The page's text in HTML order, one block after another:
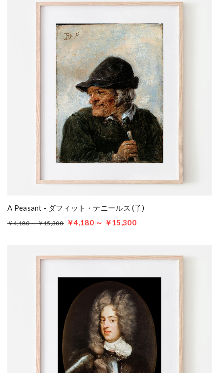
A Peasant - ダフィット・テニールス (子)
￥4,180 ～ ￥15,300 ￥4,180 ～ ￥15,300